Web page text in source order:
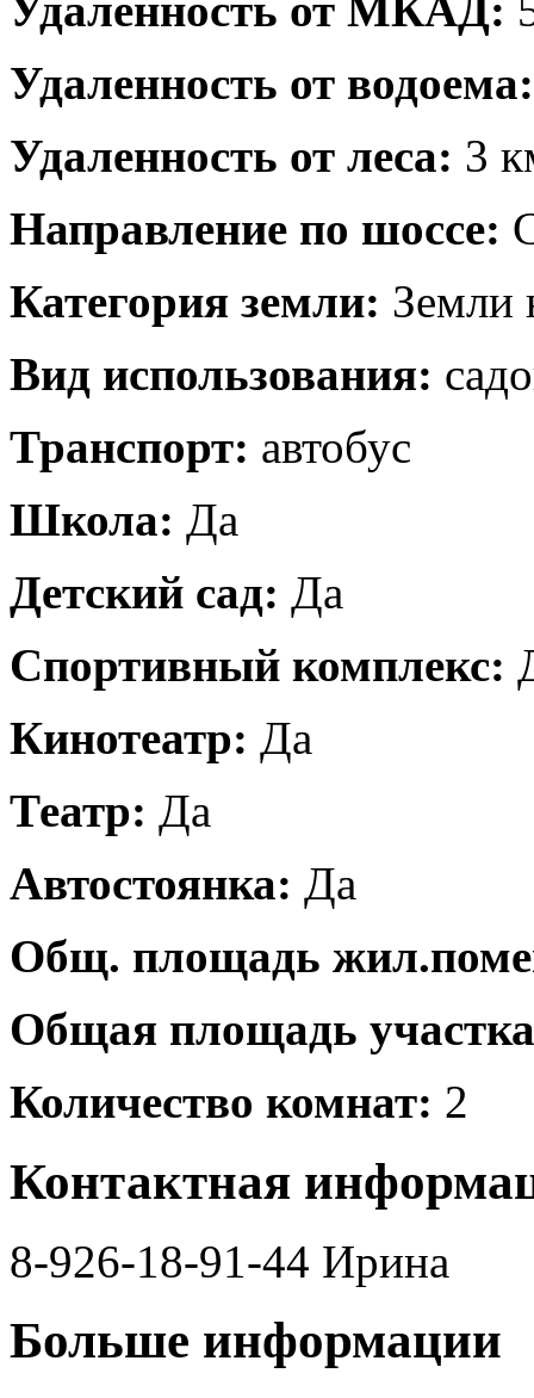
Удаленность от водоема:
Удаленность от леса: 3
Направление по шоссе:
Категория земли: Земли
Вид использования:
Транспорт: автобус
Школа: Да
Детский сад: Да
Спортивный комплекс:
Кинотеатр: Да
Театр: Да
Автостоянка: Да
Общ. площадь
Общая площадь
Количество комнат: 2
Контактная
8-926-18-91-44 Ирина
Больше информации